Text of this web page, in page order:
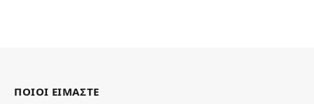
ΠΟΙΟΙ ΕΙΜΑΣΤΕ